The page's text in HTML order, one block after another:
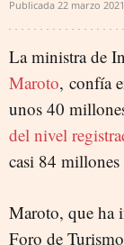
Publicada 22 marzo 2021
La ministra de
Maroto, confía
unos 40
del nivel
casi 84 millones
Maroto, que ha
Foro de